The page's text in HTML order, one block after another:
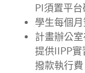
PI須置平
學生每個
計畫辦公
提供IIPP
撥款執行費